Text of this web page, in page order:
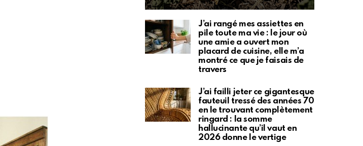
J’ai rangé mes assiettes en
pile toute ma vie : le jour où
une amie a ouvert mon
placard de cuisine, elle m’a
montré ce que je faisais de
travers
J’ai failli jeter ce gigantesque
fauteuil tressé des années 70
en le trouvant complètement
ringard : la somme
hallucinante qu’il vaut en
2026 donne le vertige